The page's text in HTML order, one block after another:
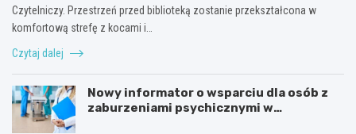
Czytelniczy. Przestrzeń przed biblioteką zostanie przekształcona w
komfortową strefę z kocami i…
Czytaj dalej
Nowy informator o wsparciu dla osób z
zaburzeniami psychicznymi w